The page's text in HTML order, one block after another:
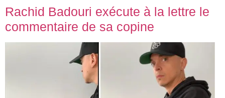
Rachid Badouri exécute à la lettre le
commentaire de sa copine